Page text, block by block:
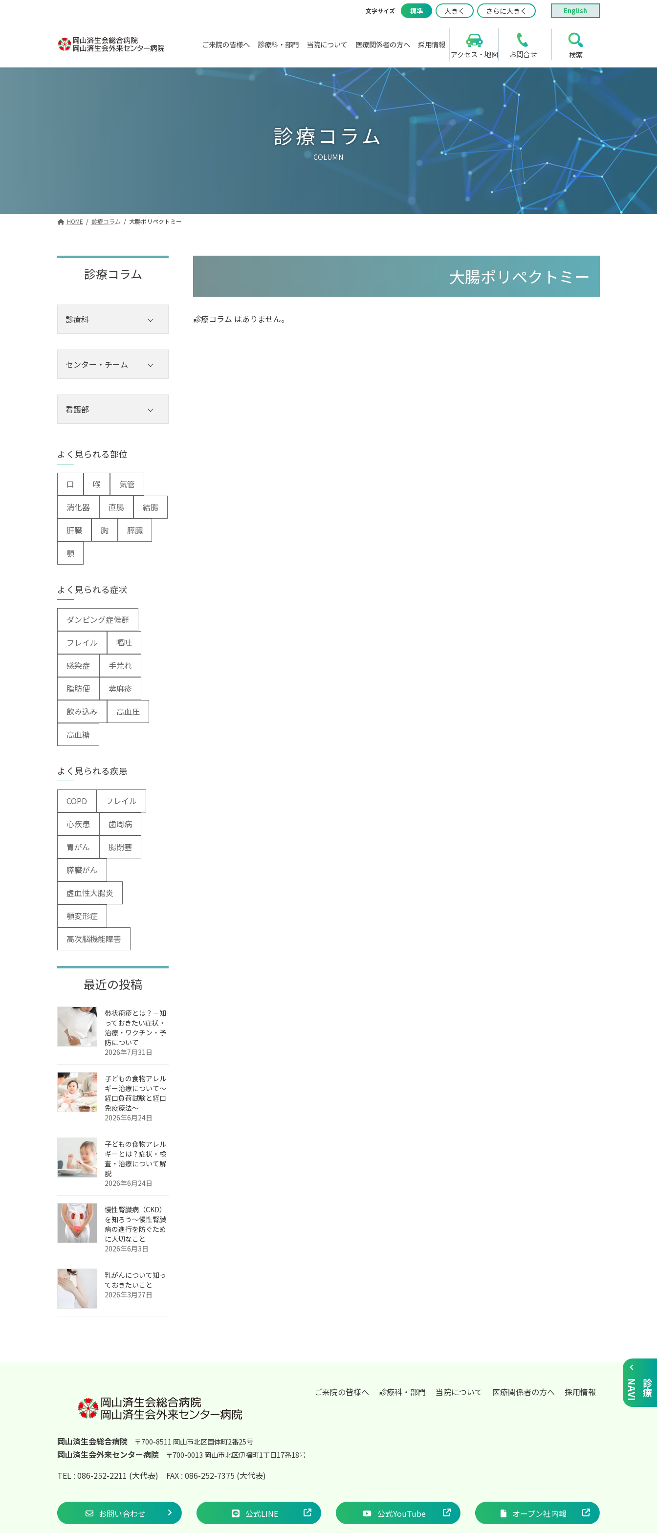
文字サイズ 標準 大きく さらに大きく English
検索
ご来院の皆様へ 診療科・部門 当院について 医療関係者の方へ
採用情報
アクセス・地図
お問合せ
診
療
N
A
V
I
診療コラム
COLUMN
HOME 診療コラム 大腸ポリペクトミー
大腸ポリペクトミー
診療コラム はありません。
診療コラム
診療科
外科
センター・チーム
チーム
看護部
よく見られる部位
口 喉
気管
消化器
直腸
結腸
肝臓
胸
膵臓
顎
よく見られる症状
ダンピング症候群
フレイル
嘔吐
感染症
手荒れ
脂肪便
蕁麻疹
飲み込み
高血圧
高血糖
よく見られる疾患
COPD
フレイル
心疾患
歯周病
胃がん
腸閉塞
膵臓がん
虚血性大腸炎
顎変形症
高次脳機能障害
最近の投稿
帯状疱疹とは？－知
っておきたい症状・
治療・ワクチン・予
防について
2026年7月31日
子どもの食物アレル
ギー治療について～
経口負荷試験と経口
免疫療法～
2026年6月24日
子どもの食物アレル
ギーとは？症状・検
査・治療について解
説
2026年6月24日
慢性腎臓病（CKD）
を知ろう～慢性腎臓
病の進行を防ぐため
に大切なこと
2026年6月3日
乳がんについて知っ
ておきたいこと
2026年3月27日
岡山済生会総合病院 〒700-8511 岡山市北区国体町2番25号
岡山済生会外来センター病院 〒700-0013 岡山市北区伊福町1丁目17番18号
TEL : 086-252-2211 (大代表) FAX : 086-252-7375 (大代表)
ご来院の皆様へ 診療科・部門 当院について 医療関係者の方へ 採用情報
お問い合わせ 公式LINE 公式YouTube オープン社内報